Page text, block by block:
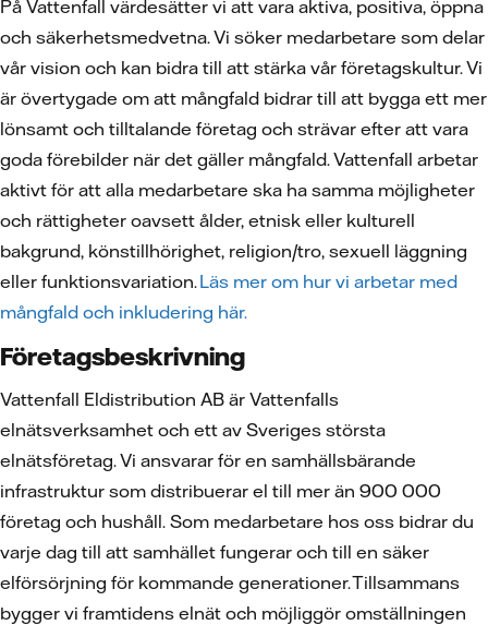
På Vattenfall värdesätter vi att vara aktiva, positiva, öppna
och säkerhetsmedvetna. Vi söker medarbetare som delar
vår vision och kan bidra till att stärka vår företagskultur. Vi
är övertygade om att mångfald bidrar till att bygga ett mer
lönsamt och tilltalande företag och strävar efter att vara
goda förebilder när det gäller mångfald. Vattenfall arbetar
aktivt för att alla medarbetare ska ha samma möjligheter
och rättigheter oavsett ålder, etnisk eller kulturell
bakgrund, könstillhörighet, religion/tro, sexuell läggning
eller funktionsvariation.Läs mer om hur vi arbetar med
mångfald och inkludering här.
Företagsbeskrivning
Vattenfall Eldistribution AB är Vattenfalls
elnätsverksamhet och ett av Sveriges största
elnätsföretag. Vi ansvarar för en samhällsbärande
infrastruktur som distribuerar el till mer än 900 000
företag och hushåll. Som medarbetare hos oss bidrar du
varje dag till att samhället fungerar och till en säker
elförsörjning för kommande generationer. Tillsammans
bygger vi framtidens elnät och möjliggör omställningen